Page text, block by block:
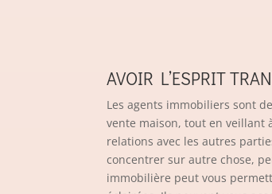
AVOIR L’ESPRIT
Les agents immobiliers sont
vente maison, tout en veillant
relations avec les autres
concentrer sur autre chose,
immobilière peut vous